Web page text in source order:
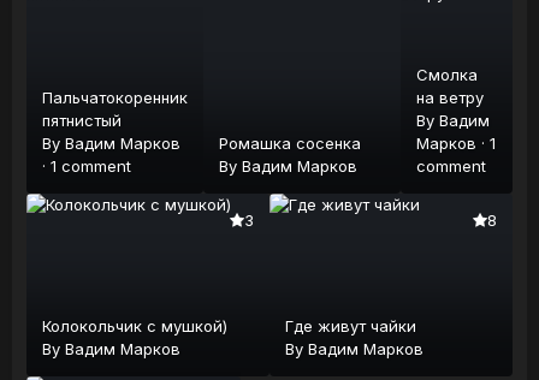
Пальчатокоренник
пятнистый
By Вадим Марков
· 1 comment
Ромашка сосенка
By Вадим Марков
Смолка
на ветру
ByВадим
Марков ·1
comment
3
Колокольчик с мушкой)
By Вадим Марков
8
Где живут чайки
By Вадим Марков